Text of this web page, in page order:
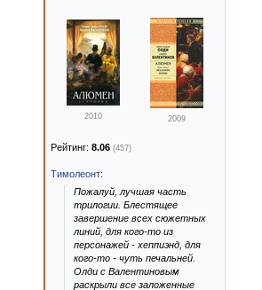
2010 2009
Рейтинг: 8.06 (457)
Тимолеонт:
Пожалуй, лучшая часть
трилогии. Блестящее
завершение всех сюжетных
линий, для кого-то из
персонажей - хеппиэнд, для
кого-то - чуть печальней.
Олди с Валентиновым
раскрыли все заложенные